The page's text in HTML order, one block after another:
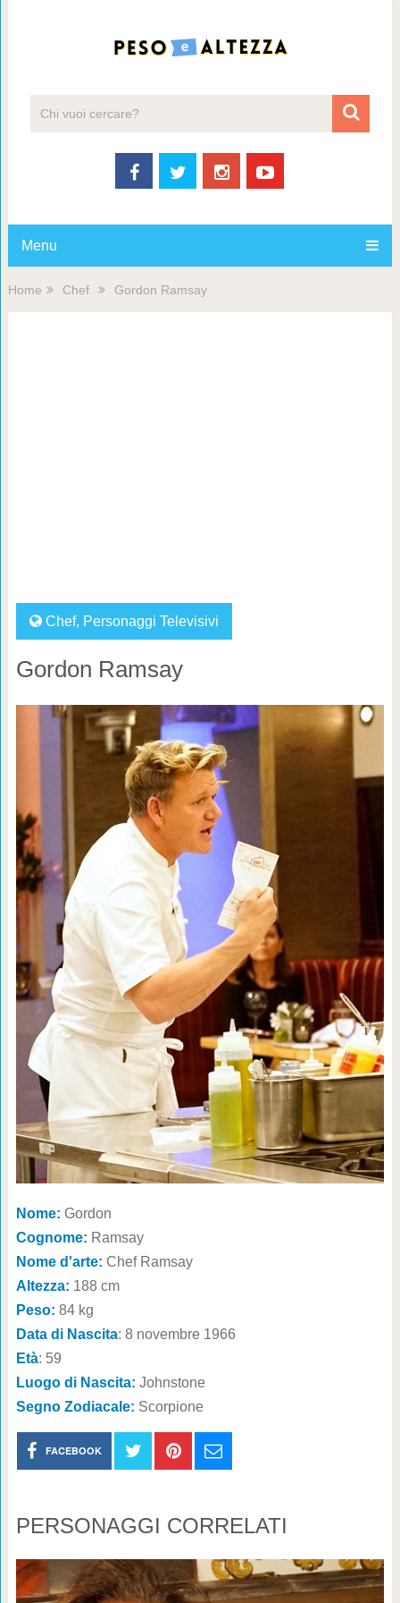
Menu
Home Chef Gordon Ramsay
Chef, Personaggi Televisivi
Gordon Ramsay
Nome: Gordon
Cognome: Ramsay
Nome d'arte: Chef Ramsay
Altezza: 188 cm
Peso: 84 kg
Data di Nascita: 8 novembre 1966
Età: 59
Luogo di Nascita: Johnstone
Segno Zodiacale: Scorpione
FACEBOOK
PERSONAGGI CORRELATI